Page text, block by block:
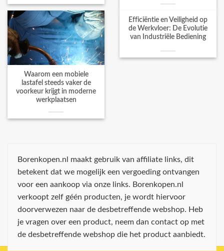
Waarom een mobiele
lastafel steeds vaker de
voorkeur krijgt in moderne
werkplaatsen
Efficiëntie en Veiligheid op
de Werkvloer: De Evolutie
van Industriële Bediening
Borenkopen.nl maakt gebruik van affiliate links, dit
betekent dat we mogelijk een vergoeding ontvangen
voor een aankoop via onze links. Borenkopen.nl
verkoopt zelf géén producten, je wordt hiervoor
doorverwezen naar de desbetreffende webshop. Heb
je vragen over een product, neem dan contact op met
de desbetreffende webshop die het product aanbiedt.